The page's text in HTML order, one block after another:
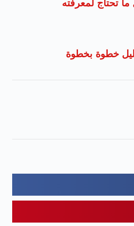
تحتاج لمعرفته
خطوة بخطوة